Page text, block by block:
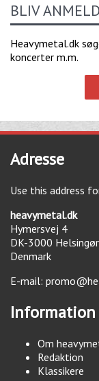
BLIV
Heavymetal.dk
koncerter m.m.
Adresse
Use this address
heavymetal.dk
Hymersvej 4
DK-3000 Helsingør
Denmark
E-mail:
Information
Om
Redaktion
Klassikere